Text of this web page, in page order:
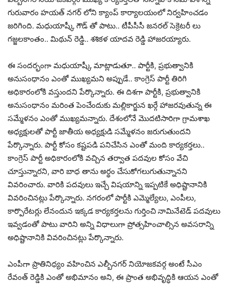
గురువారం హయత్ నగర్ లోని క్యాంప్ కార్యాలయంలో నిర్వహించడం
జరిగింది. మధుయాష్కీ గౌడ్ తో పాటు.. టీపీసీసీ జనరల్ సెక్రెటరీ లు
గజ్జలకాంతం.. మిథున్ రెడ్డి.. శశికళ యాదవ రెడ్డి హాజరయ్యారు.
ఈ సందర్భంగా మధుయాష్కీ మాట్లాడుతూ.. పార్టీకి, ప్రభుత్వానికి
అనుసంధానం ఎంతో ముఖ్యమని అప్పుడే.. కాంగ్రెస్ పార్టీ తిరిగి
అధికారంలోకి వస్తుందని పేర్కొన్నారు. ఈ దిశగా పార్టీకి, ప్రభుత్వానికి
అనుసంధానం మరింత పెంచేందుకు మల్లికార్జున ఖర్గే హాజరవుతున్న ఈ
సమ్మేళనం ఎంతో ముఖ్యమన్నారు. దేశంలోనే మొదటిసారిగా గ్రామశాఖ
అధ్యక్షులతో పార్టీ జాతీయ అధ్యక్షుడి సమ్మేళనం జరుగుతుందని
పేర్కొన్నారు. పార్టీ కోసం కష్టపడి పనిచేసిన ఎంతో మంది కార్యకర్తలు..
కాంగ్రెస్ పార్టీ అధికారంలోకి వచ్చిన తర్వాత పదవుల కోసం వేచి
చూస్తున్నారని, వారి బాధ తాను అర్థం చేసుకోగలుగుతున్నానని
వివరించారు. వారికి పదవులు ఇచ్చే విషయాన్ని ఇప్పటికే అధిష్టానానికి
వివరించినట్లు పేర్కొన్నారు. నగరంలో పార్టీకి ఎమ్మెల్యేలు, ఎంపీలు,
కార్పొరేటర్లు లేనందున ఇక్కడ కార్యకర్తలను గుర్తించి నామినేటెడ్ పదవులు
ఇవ్వడంతో పాటు వారిని అన్ని విధాలుగా ప్రోత్సహించాల్సిన అవసరాన్ని
అధిష్టానానికి వివరించినట్లు పేర్కొన్నారు.
ఎంపీగా ప్రాతినిధ్యం వహించిన ఎల్బీనగర్ నియోజకవర్గ అంటే సీఎం
రేవంత్ రెడ్డికి ఎంతో అభిమానం అని, ఈ ప్రాంత అభివృద్ధికి ఆయన ఎంతో